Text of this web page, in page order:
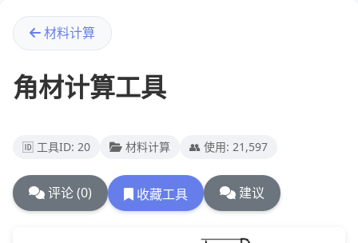
材料计算
角材计算工具
🆔 工具ID: 20 材料计算 👥 使用: 21,597
评论 (0) 收藏工具 建议